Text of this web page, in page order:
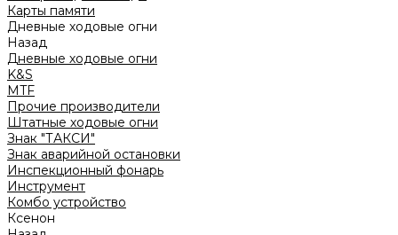
Карты памяти
Дневные ходовые огни
Назад
Дневные ходовые огни
K&S
MTF
Прочие производители
Штатные ходовые огни
Знак "ТАКСИ"
Знак аварийной остановки
Инспекционный фонарь
Инструмент
Комбо устройство
Ксенон